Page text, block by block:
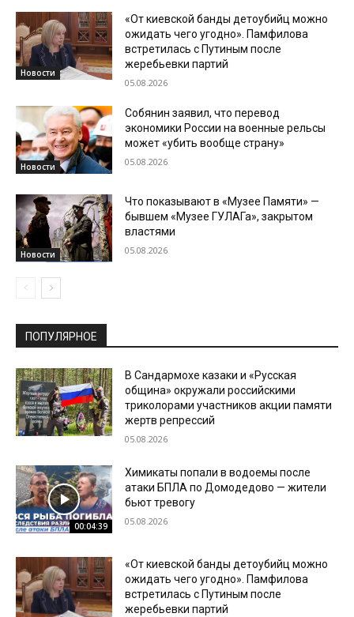
Новости
«От киевской банды детоубийц можно
ожидать чего угодно». Памфилова
встретилась с Путиным после
жеребьевки партий
05.08.2026
Новости
Собянин заявил, что перевод
экономики России на военные рельсы
может «убить вообще страну»
05.08.2026
Новости
Что показывают в «Музее Памяти» —
бывшем «Музее ГУЛАГа», закрытом
властями
05.08.2026
ПОПУЛЯРНОЕ
В Сандармохе казаки и «Русская
община» окружали российскими
триколорами участников акции памяти
жертв репрессий
05.08.2026
00:04:39
Химикаты попали в водоемы после
атаки БПЛА по Домодедово — жители
бьют тревогу
05.08.2026
«От киевской банды детоубийц можно
ожидать чего угодно». Памфилова
встретилась с Путиным после
жеребьевки партий